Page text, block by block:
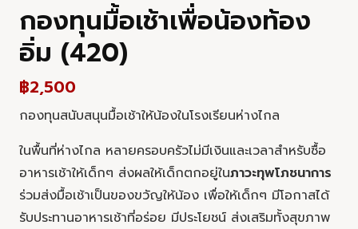
กองทุนมื้อเช้าเพื่อน้องท้อง
อิ่ม (420)
฿2,500
กองทุนสนับสนุนมื้อเช้าให้น้องในโรงเรียนห่างไกล
ในพื้นที่ห่างไกล หลายครอบครัวไม่มีเงินและเวลาสำหรับซื้อ
อาหารเช้าให้เด็กๆ ส่งผลให้เด็กตกอยู่ในภาวะทุพโภชนาการ
ร่วมส่งมื้อเช้าเป็นของขวัญให้น้อง เพื่อให้เด็กๆ มีโอกาสได้
รับประทานอาหารเช้าที่อร่อย มีประโยชน์ ส่งเสริมทั้งสุขภาพ